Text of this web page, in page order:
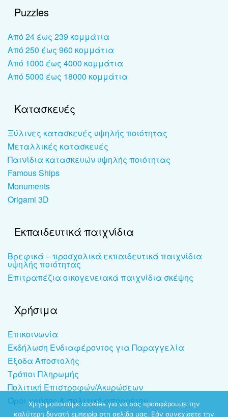
Puzzles
Από 24 έως 239 κομμάτια
Από 250 έως 960 κομμάτια
Από 1000 έως 4000 κομμάτια
Από 5000 έως 18000 κομμάτια
Κατασκευές
Ξύλινες κατασκευές υψηλής ποιότητας
Μεταλλικές κατασκευές
Παινίδια κατασκευών υψηλής ποιότητας
Famous Ships
Monuments
Origami 3D
Εκπαιδευτικά παιχνίδια
Βρεφικά – προσχολικά εκπαιδευτικά παιχνίδια
υψηλής ποιότητας
Επιτραπέζια οικογενειακά παιχνίδια σκέψης
Χρήσιμα
Επικοινωνία
Εκδήλωση Ενδιαφέροντος για Παραγγελία
Έξοδα Αποστολής
Τρόποι Πληρωμής
Πολιτική Επιστροφών/Ακυρώσεων
Όροι χρήσης & πολιτική απορρήτου
Χρησιμοποιούμε cookies για να σας προσφέρουμε την
καλύτερη δυνατή εμπειρία στη σελίδα μας. Εάν συνεχίσετε την